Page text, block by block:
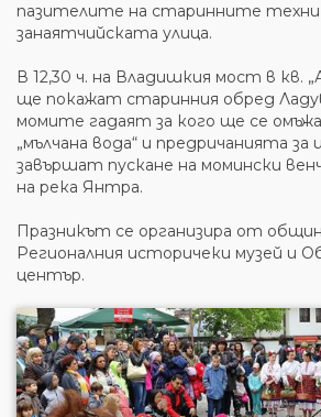
пазителите на старинните
занаятчийската улица.
В 12,30 ч. на Владишкия мост в кв.
ще покажат старинния обред
момите гадаят за кого ще се
„мълчана вода“ и предричанията
завършат пускане на момински
на река Янтра.
Празникът се организира от
Регионалния историчеки музей и
център.